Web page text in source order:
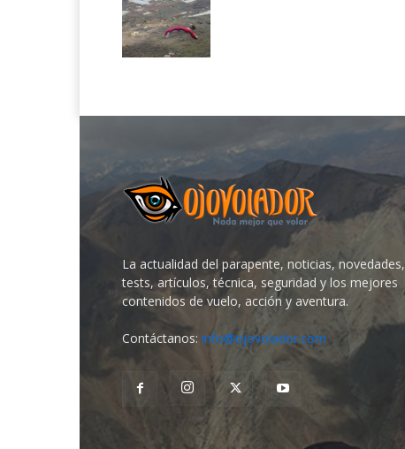
La actualidad del parapente, noticias, novedades,
tests, artículos, técnica, seguridad y los mejores
contenidos de vuelo, acción y aventura.
Contáctanos: info@ojovolador.com